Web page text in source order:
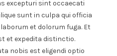
excepturi sint occaecati
sunt in culpa qui officia
et dolorum fuga. Et
et expedita distinctio.
nobis est eligendi optio